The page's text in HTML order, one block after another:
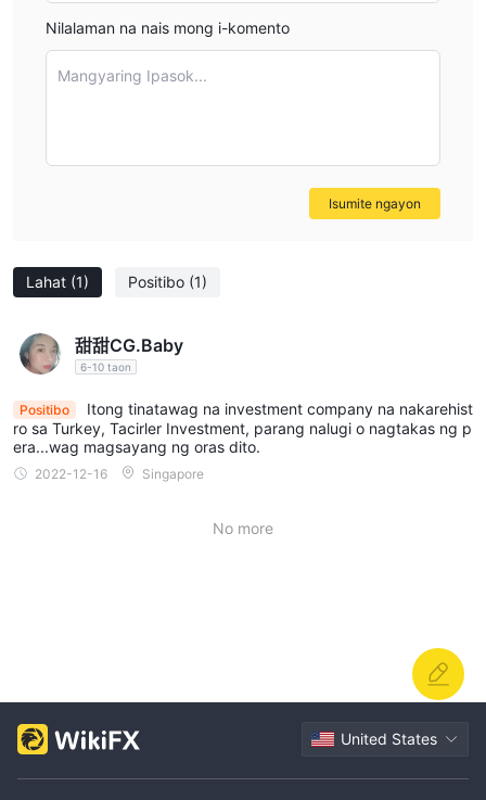
personal trading requirements before committing funds.
Lahat (1) Positibo (1)
甜甜CG.Baby
6-10 taon
Positibo
Itong tinatawag na investment company na nakarehist
ro sa Turkey, Tacirler Investment, parang nalugi o nagtakas ng p
era...wag magsayang ng oras dito.
2022-12-16 Singapore
No more
Nilalaman na nais mong i-komento
Mangyaring Ipasok...
Isumite ngayon
United States